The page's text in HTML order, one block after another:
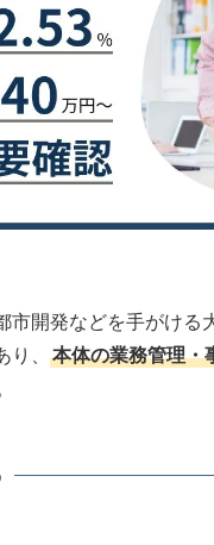
市開発などを手がける
、
本体の業務管理・